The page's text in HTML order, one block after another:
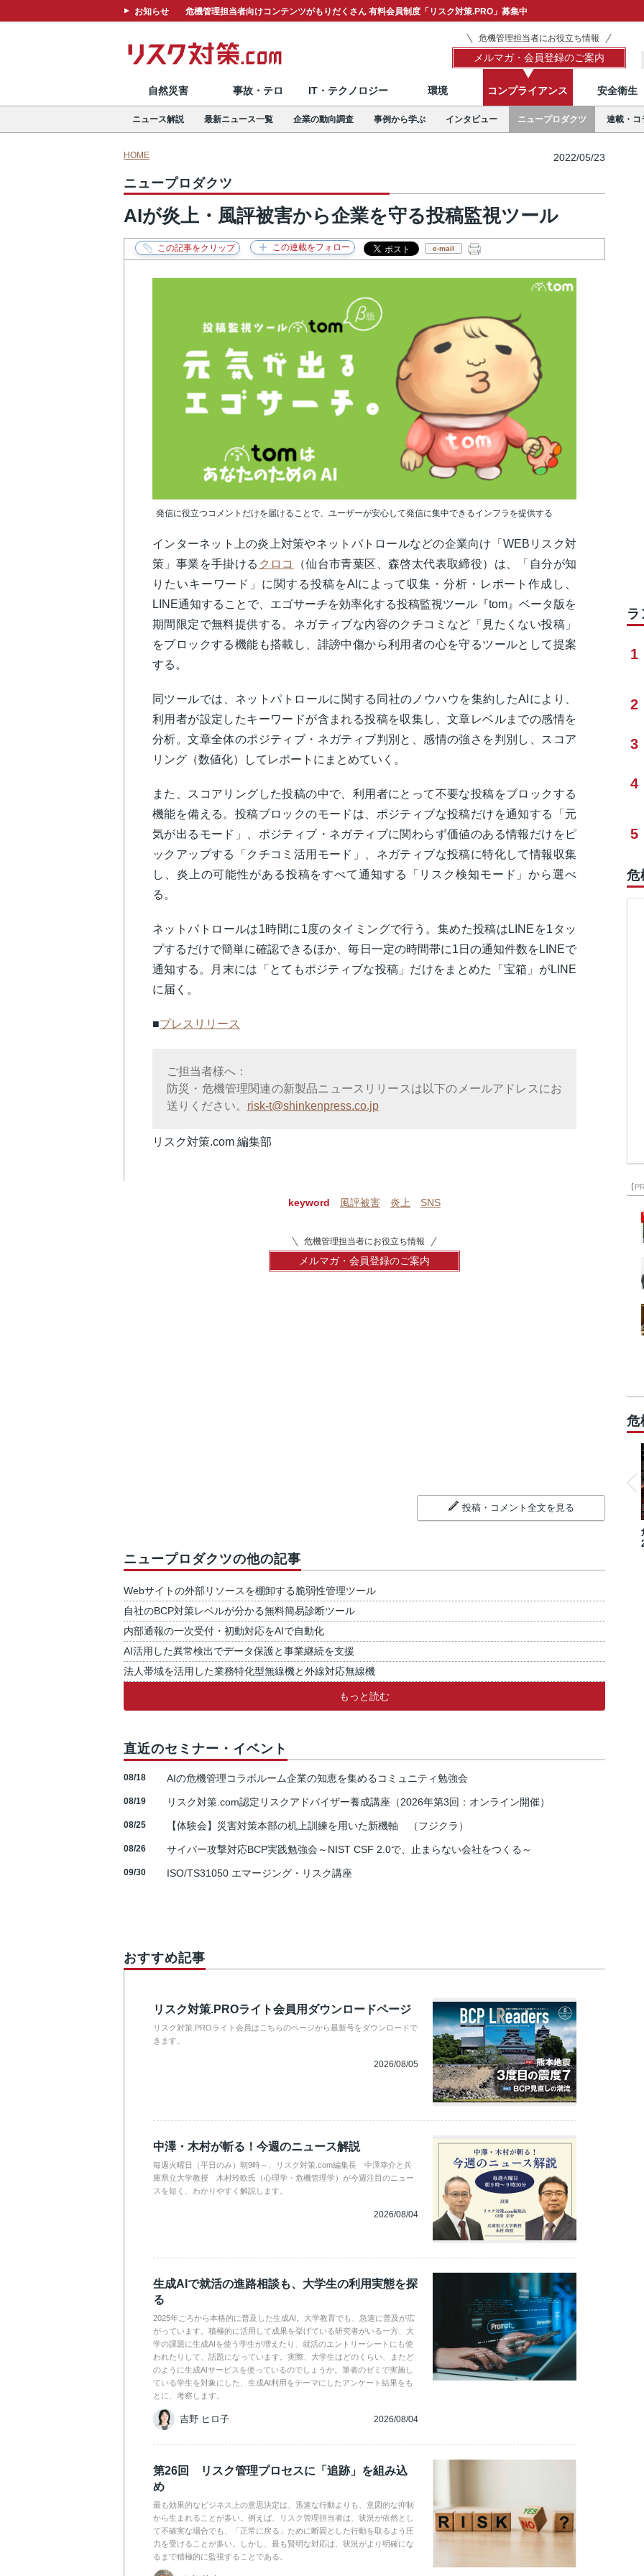
お知らせ 危機管理担当者向けコンテンツがもりだくさん 有料会員制度「リスク対策.PRO」募集中
危機管理担当者にお役立ち情報
メルマガ・会員登録のご案内
自然災害 事故・テロ IT・テクノロジー 環境 コンプライアンス 安全衛生
ニュース解説 最新ニュース一覧 企業の動向調査 事例から学ぶ インタビュー ニュープロダクツ 連載・コ
HOME 2022/05/23
ニュープロダクツ
AIが炎上・風評被害から企業を守る投稿監視ツール
e-mail
発信に役立つコメントだけを届けることで、ユーザーが安心して発信に集中できるインフラを提供する
インターネット上の炎上対策やネットパトロールなどの企業向け「WEBリスク対
策」事業を手掛ける クロコ
（仙台市青葉区、森啓太代表取締役）は、「自分が知
りたいキーワード」に関する投稿をAIによって収集・分析・レポート作成し、
LINE通知することで、エゴサーチを効率化する投稿監視ツール『tom』ベータ版を
期間限定で無料提供する。ネガティブな内容のクチコミなど「見たくない投稿」
をブロックする機能も搭載し、誹謗中傷から利用者の心を守るツールとして提案
する。
同ツールでは、ネットパトロールに関する同社のノウハウを集約したAIにより、
利用者が設定したキーワードが含まれる投稿を収集し、文章レベルまでの感情を
分析。文章全体のポジティブ・ネガティブ判別と、感情の強さを判別し、スコア
リング（数値化）してレポートにまとめていく。
また、スコアリングした投稿の中で、利用者にとって不要な投稿をブロックする
機能を備える。投稿ブロックのモードは、ポジティブな投稿だけを通知する「元
気が出るモード」、ポジティブ・ネガティブに関わらず価値のある情報だけをピ
ックアップする「クチコミ活用モード」、ネガティブな投稿に特化して情報収集
し、炎上の可能性がある投稿をすべて通知する「リスク検知モード」から選べ
る。
ネットパトロールは1時間に1度のタイミングで行う。集めた投稿はLINEを1タッ
プするだけで簡単に確認できるほか、毎日一定の時間帯に1日の通知件数をLINEで
通知する。月末には「とてもポジティブな投稿」だけをまとめた「宝箱」がLINE
に届く。
■プレスリリース
ご担当者様へ：
防災・危機管理関連の新製品ニュースリリースは以下のメールアドレスにお
送りください。 risk-t@shinkenpress.co.jp
リスク対策.com 編集部
keyword 風評被害 炎上 SNS
危機管理担当者にお役立ち情報
メルマガ・会員登録のご案内
投稿・コメント全文を見る
ニュープロダクツの他の記事
Webサイトの外部リソースを棚卸する脆弱性管理ツール
自社のBCP対策レベルが分かる無料簡易診断ツール
内部通報の一次受付・初動対応をAIで自動化
AI活用した異常検出でデータ保護と事業継続を支援
法人帯域を活用した業務特化型無線機と外線対応無線機
もっと読む
直近のセミナー・イベント
08/18 AIの危機管理コラボルーム企業の知恵を集めるコミュニティ勉強会
08/19 リスク対策.com認定リスクアドバイザー養成講座（2026年第3回：オンライン開催）
08/25 【体験会】災害対策本部の机上訓練を用いた新機軸 （フジクラ）
08/26 サイバー攻撃対応BCP実践勉強会～NIST CSF 2.0で、止まらない会社をつくる～
09/30 ISO/TS31050 エマージング・リスク講座
おすすめ記事
リスク対策.PROライト会員用ダウンロードページ
リスク対策.PROライト会員はこちらのページから最新号をダウンロードで
きます。
2026/08/05
中澤・木村が斬る！今週のニュース解説
毎週火曜日（平日のみ）朝9時～、リスク対策.com編集長 中澤幸介と兵
庫県立大学教授 木村玲欧氏（心理学・危機管理学）が今週注目のニュー
スを短く、わかりやすく解説します。
2026/08/04
生成AIで就活の進路相談も、大学生の利用実態を探
る
2025年ごろから本格的に普及した生成AI。大学教育でも、急速に普及が広
がっています。積極的に活用して成果を挙げている研究者がいる一方、大
学の課題に生成AIを使う学生が増えたり、就活のエントリーシートにも使
われたりして、話題になっています。実際、大学生はどのくらい、またど
のように生成AIサービスを使っているのでしょうか。筆者のゼミで実施し
ている学生を対象にした、生成AI利用をテーマにしたアンケート結果をも
とに、考察します。
吉野 ヒロ子 2026/08/04
第26回 リスク管理プロセスに「追跡」を組み込
め
最も効果的なビジネス上の意思決定は、迅速な行動よりも、意図的な抑制
から生まれることが多い。例えば、リスク管理担当者は、状況が依然とし
て不確実な場合でも、「正常に戻る」ために断固とした行動を取るよう圧
力を受けることが多い。しかし、最も賢明な対応は、状況がより明確にな
るまで積極的に監視することである。
1
2
3
4
5
危
【
危